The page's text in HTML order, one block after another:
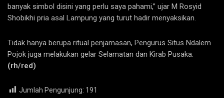
banyak simbol disini yang perlu saya pahami,” ujar M Rosyid
Shobikhi pria asal Lampung yang turut hadir menyaksikan.
Tidak hanya berupa ritual penjamasan, Pengurus Situs Ndalem
Pojok juga melakukan gelar Selamatan dan Kirab Pusaka.
(rh/red)
Jumlah Pengunjung: 191